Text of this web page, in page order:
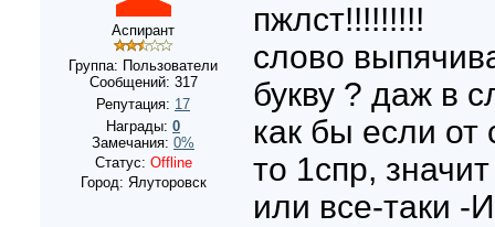
Аспирант
Группа: Пользователи
Сообщений: 317
Репутация: 17
Награды: 0
Замечания: 0%
Статус: Offline
Город: Ялуторовск
пжлст!!!!!!!!!
слово
букву ? даж в
как бы если от
то 1спр,
или все-таки -